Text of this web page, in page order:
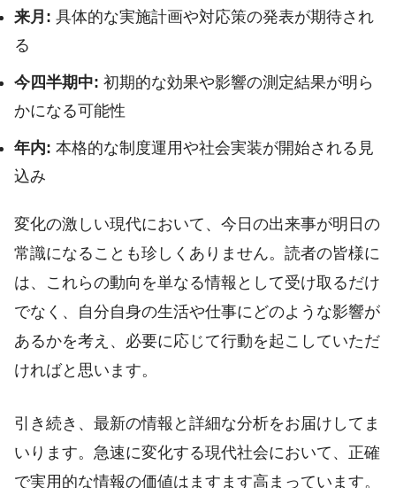
来月: 具体的な実施計画や対応策の発表が期待され
る
今四半期中: 初期的な効果や影響の測定結果が明ら
かになる可能性
年内: 本格的な制度運用や社会実装が開始される見
込み
変化の激しい現代において、今日の出来事が明日の
常識になることも珍しくありません。読者の皆様に
は、これらの動向を単なる情報として受け取るだけ
でなく、自分自身の生活や仕事にどのような影響が
あるかを考え、必要に応じて行動を起こしていただ
ければと思います。
引き続き、最新の情報と詳細な分析をお届けしてま
いります。急速に変化する現代社会において、正確
で実用的な情報の価値はますます高まっています。